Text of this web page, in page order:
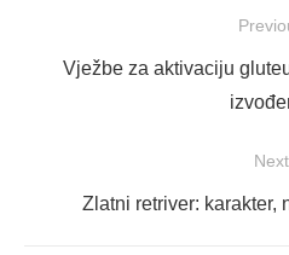
objava
Previous
Vježbe za aktivaciju
Next
Next
Zlatni retriver: karakter,